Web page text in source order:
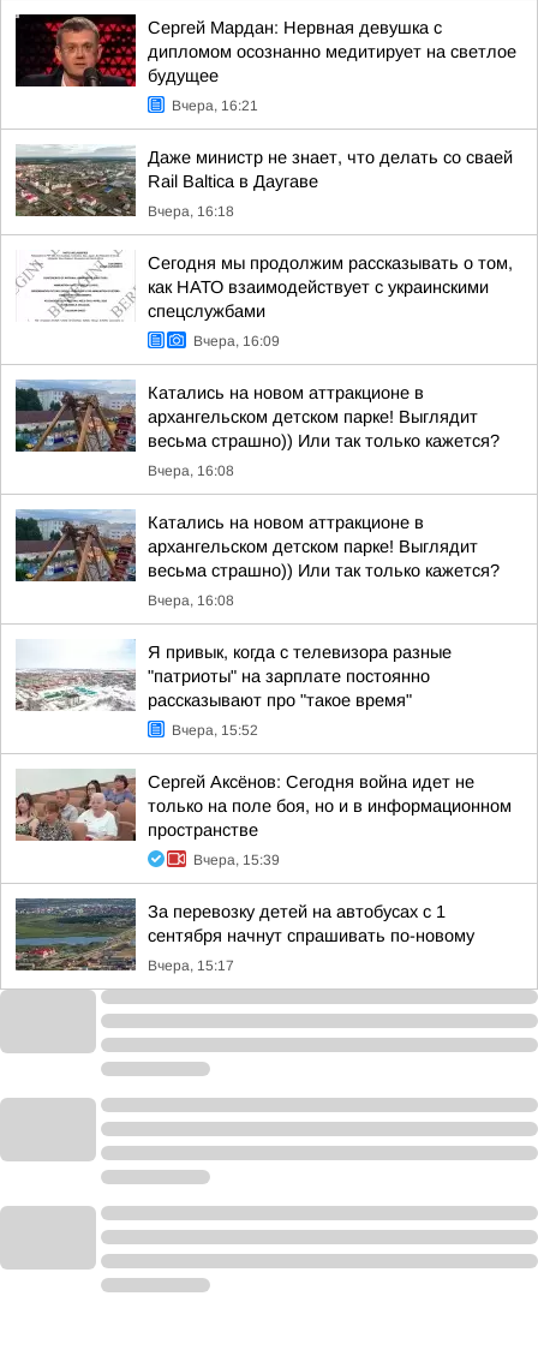
Сергей Мардан: Нервная девушка с
дипломом осознанно медитирует на светлое
будущее
Вчера, 16:21
Даже министр не знает, что делать со сваей
Rail Baltica в Даугаве
Вчера, 16:18
Сегодня мы продолжим рассказывать о том,
как НАТО взаимодействует с украинскими
спецслужбами
Вчера, 16:09
Катались на новом аттракционе в
архангельском детском парке! Выглядит
весьма страшно)) Или так только кажется?
Вчера, 16:08
Катались на новом аттракционе в
архангельском детском парке! Выглядит
весьма страшно)) Или так только кажется?
Вчера, 16:08
Я привык, когда с телевизора разные
"патриоты" на зарплате постоянно
рассказывают про "такое время"
Вчера, 15:52
Сергей Аксёнов: Сегодня война идет не
только на поле боя, но и в информационном
пространстве
Вчера, 15:39
За перевозку детей на автобусах с 1
сентября начнут спрашивать по-новому
Вчера, 15:17